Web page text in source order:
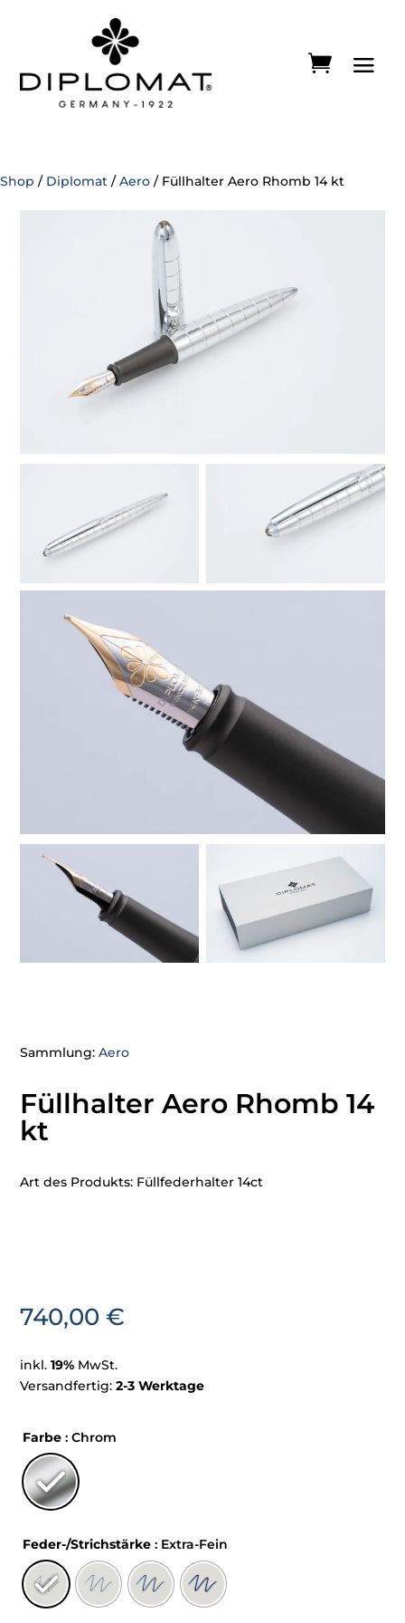
Shop / Diplomat / Aero / Füllhalter Aero Rhomb 14 kt
Sammlung:Aero
Füllhalter Aero Rhomb 14
kt
Art des Produkts: Füllfederhalter 14ct
740,00€
inkl.19% MwSt.
Versandfertig:2-3 Werktage
Farbe : Chrom
Feder-/Strichstärke : Extra-Fein